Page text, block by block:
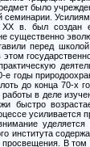
было
в. был создан
существенно
перед
е годы
до конца 70-х
в деле
быстро
усиливается
института
В